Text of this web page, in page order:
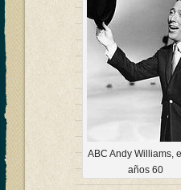
ABC Andy Williams,
años 60